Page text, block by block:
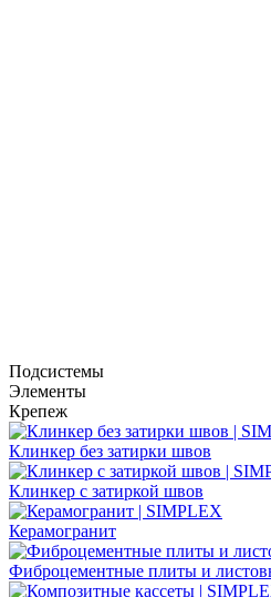
Подсистемы
Элементы
Крепеж
Клинкер без затирки швов
Клинкер с затиркой швов
Керамогранит
Фиброцементные плиты и